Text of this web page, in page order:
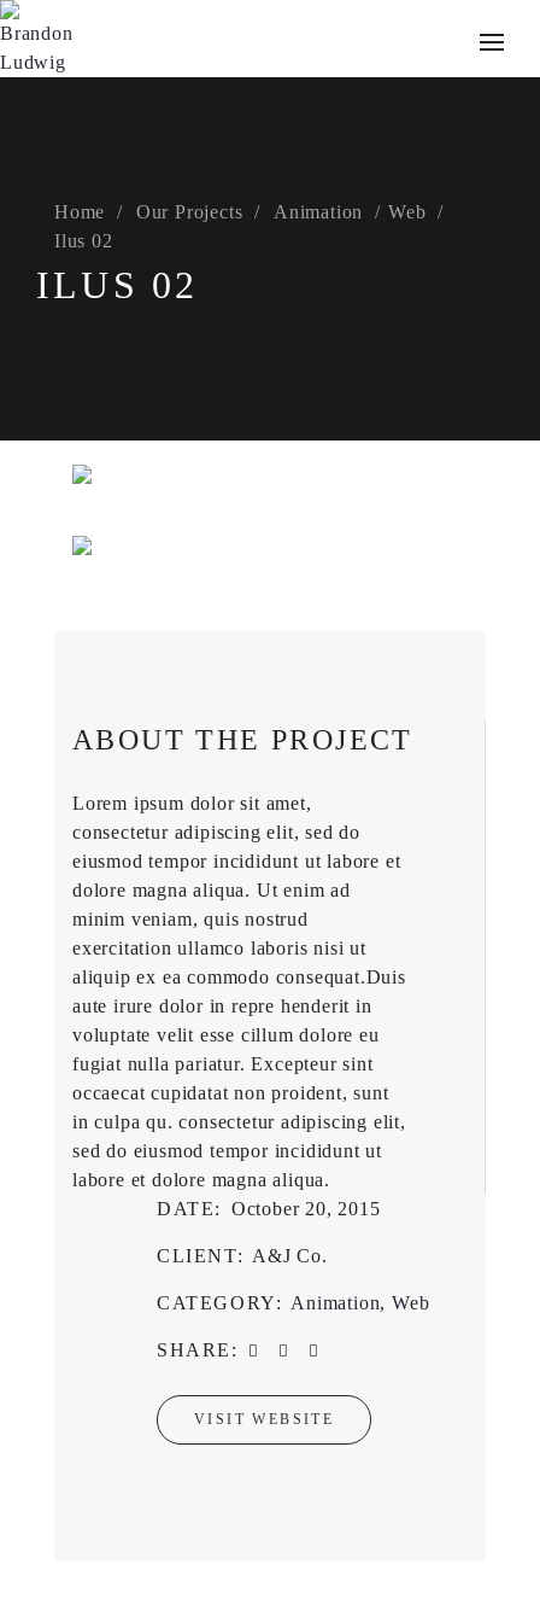
Home Our Projects Animation
Web
Ilus 02
ILUS 02
ABOUT THE PROJECT
Lorem ipsum dolor sit amet,
consectetur adipiscing elit, sed do
eiusmod tempor incididunt ut labore et
dolore magna aliqua. Ut enim ad
minim veniam, quis nostrud
exercitation ullamco laboris nisi ut
aliquip ex ea commodo consequat.Duis
aute irure dolor in repre henderit in
voluptate velit esse cillum dolore eu
fugiat nulla pariatur. Excepteur sint
occaecat cupidatat non proident, sunt
in culpa qu. consectetur adipiscing elit,
sed do eiusmod tempor incididunt ut
labore et dolore magna aliqua.
DATE:
October 20, 2015
CLIENT: A&J Co.
CATEGORY: Animation,Web
SHARE:
VISIT WEBSITE